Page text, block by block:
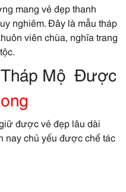
mang vẻ đẹp thanh
nghiêm. Đây là mẫu tháp
viên chùa, nghĩa trang
Mộ Được
được vẻ đẹp lâu dài
nay chủ yếu được chế tác